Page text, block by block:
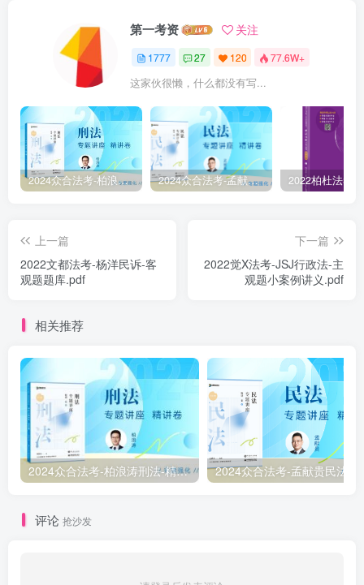
第一考资 关注
1777 27 120 77.6W+
这家伙很懒，什么都没有写...
2024众合法考-柏浪涛刑法-精讲卷pdf电子版（附视频1-76全） 2024众合法考-孟献贵民法-精讲卷.pdf
上一篇
2022文都法考-杨洋民诉-客
观题题库.pdf
下一篇
2022觉X法考-JSJ行政法-主
观题小案例讲义.pdf
相关推荐
2024众合法考-柏浪涛刑法-精讲卷pdf电子版（附视频1-76全）
评论 抢沙发